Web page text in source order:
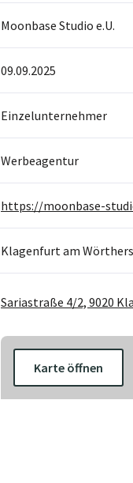
Moonbase Studio e.U.
09.09.2025
Einzelunternehmer
Werbeagentur
https://moonbase-
Klagenfurt am
Sariastraße 4/2, 9020
Karte öffnen